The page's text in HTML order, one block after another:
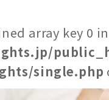
array key 0 in
single.php